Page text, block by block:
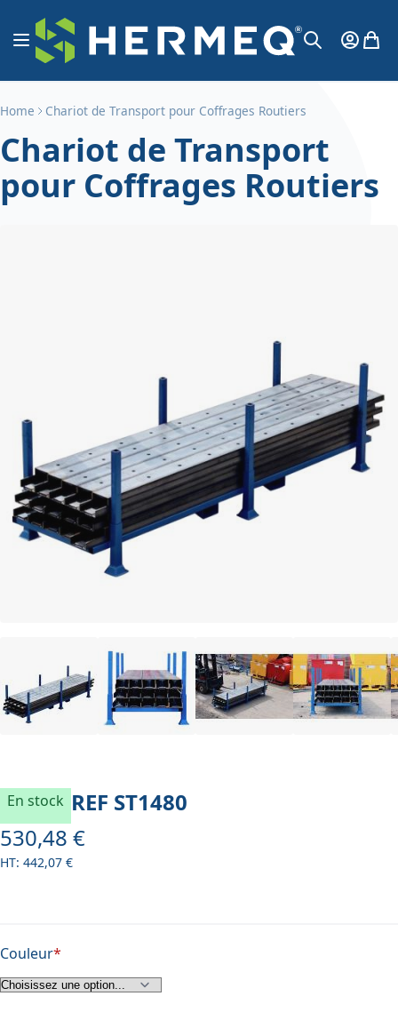
Aller au contenu
Affichage navigation
MonMon
Home Chariot de Transport pour Coffrages Routiers
Chariot de Transport
pour Coffrages Routiers
En stock REF ST1480
À partir de
530,48 €
442,07 €
Couleur